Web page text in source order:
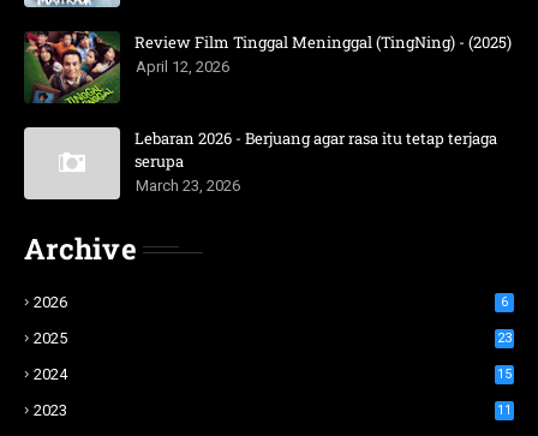
Review Film Tinggal Meninggal (TingNing) - (2025)
April 12, 2026
Lebaran 2026 - Berjuang agar rasa itu tetap terjaga
serupa
March 23, 2026
Archive
2026 6
2025 23
2024 15
2023 11